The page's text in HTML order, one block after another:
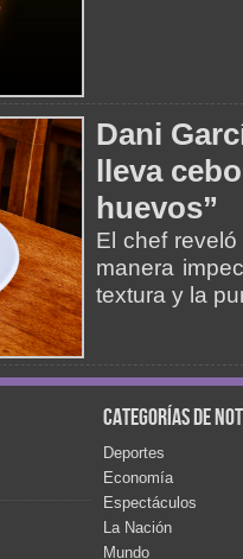
Dani
lleva
huevos”
El chef
manera
textura y la
Categorías de
Deportes
Economía
Espectáculos
La Nación
Mundo